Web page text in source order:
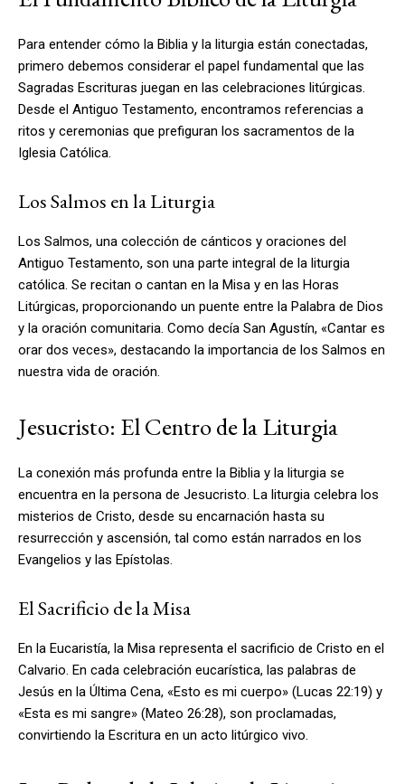
Para entender cómo la Biblia y la liturgia están conectadas,
primero debemos considerar el papel fundamental que las
Sagradas Escrituras juegan en las celebraciones litúrgicas.
Desde el Antiguo Testamento, encontramos referencias a
ritos y ceremonias que prefiguran los sacramentos de la
Iglesia Católica.
Los Salmos en la Liturgia
Los Salmos, una colección de cánticos y oraciones del
Antiguo Testamento, son una parte integral de la liturgia
católica. Se recitan o cantan en la Misa y en las Horas
Litúrgicas, proporcionando un puente entre la Palabra de Dios
y la oración comunitaria. Como decía San Agustín, «Cantar es
orar dos veces», destacando la importancia de los Salmos en
nuestra vida de oración.
Jesucristo: El Centro de la Liturgia
La conexión más profunda entre la Biblia y la liturgia se
encuentra en la persona de Jesucristo. La liturgia celebra los
misterios de Cristo, desde su encarnación hasta su
resurrección y ascensión, tal como están narrados en los
Evangelios y las Epístolas.
El Sacrificio de la Misa
En la Eucaristía, la Misa representa el sacrificio de Cristo en el
Calvario. En cada celebración eucarística, las palabras de
Jesús en la Última Cena, «Esto es mi cuerpo» (Lucas 22:19) y
«Esta es mi sangre» (Mateo 26:28), son proclamadas,
convirtiendo la Escritura en un acto litúrgico vivo.